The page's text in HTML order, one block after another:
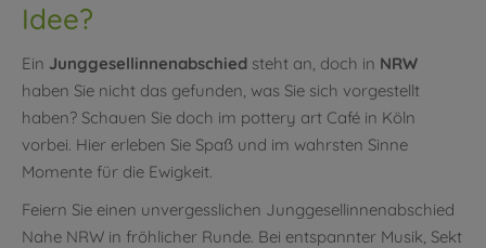
Idee?
Ein Junggesellinnenabschied steht an, doch in NRW
haben Sie nicht das gefunden, was Sie sich vorgestellt
haben? Schauen Sie doch im pottery art Café in Köln
vorbei. Hier erleben Sie Spaß und im wahrsten Sinne
Momente für die Ewigkeit.
Feiern Sie einen unvergesslichen Junggesellinnenabschied
Nahe NRW in fröhlicher Runde. Bei entspannter Musik, Sekt